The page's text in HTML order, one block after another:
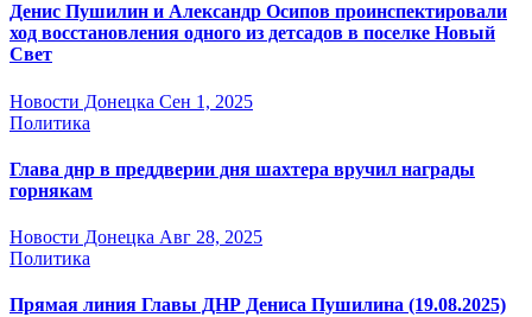
Денис Пушилин и Александр Осипов проинспектировали
ход восстановления одного из детсадов в поселке Новый
Свет
Новости Донецка Сен 1, 2025
Политика
Глава днр в преддверии дня шахтера вручил награды
горнякам
Новости Донецка Авг 28, 2025
Политика
Прямая линия Главы ДНР Дениса Пушилина (19.08.2025)